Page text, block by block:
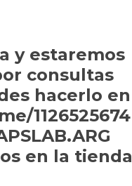
y estaremos
consultas
hacerlo en
1126525674
en la tienda